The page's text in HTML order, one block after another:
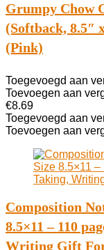
Grumpy Chow
(Softback, 8.5″
(Pink)
Toegevoegd aan
Toevoegen aan
€8.69
Toegevoegd aan
Toevoegen aan
Composition
8.5×11 – 110
Writing Gift